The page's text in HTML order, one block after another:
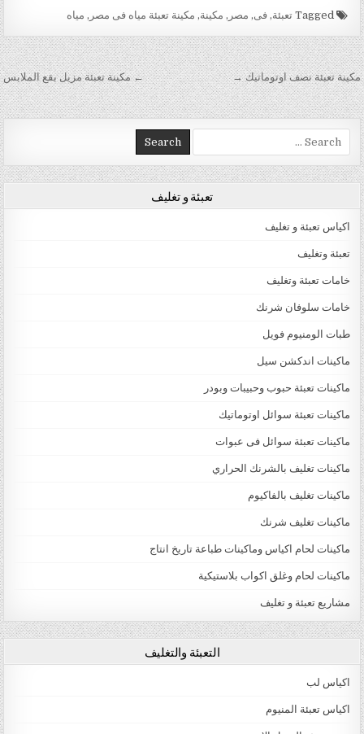
Tagged تعبئة,فى, مصر , مكينة, مكينة تعبئة مياه فى مصر , مياه
تصفّح المقالات ← مكينة تعبئة مزيل بقع الملابس مكينة تعبئة نصف اوتوماتيك →
Search for:
تعبئة و تغليف
اكياس تعبئة و تغليف
تعبئة وتغليف
خامات تعبئة وتغليف
خامات سلوفان شرنك
طبات الومنيوم فويل
ماكينات اندكشن سيل
ماكينات تعبئة حبوب وحبيبات وبودر
ماكينات تعبئة سوائل اوتوماتيك
ماكينات تعبئة سوائل فى عبوات
ماكينات تغليف بالشرنك الحراري
ماكينات تغليف بالفاكيوم
ماكينات تغليف شرنك
ماكينات لحام اكياس وماكينات طباعة تاريخ انتاج
ماكينات لحام وغلق اكواب بلاستيكية
مشاريع تعبئة و تغليف
التعبئة والتغليف
اكياس لب
اكياس تعبئة المنيوم